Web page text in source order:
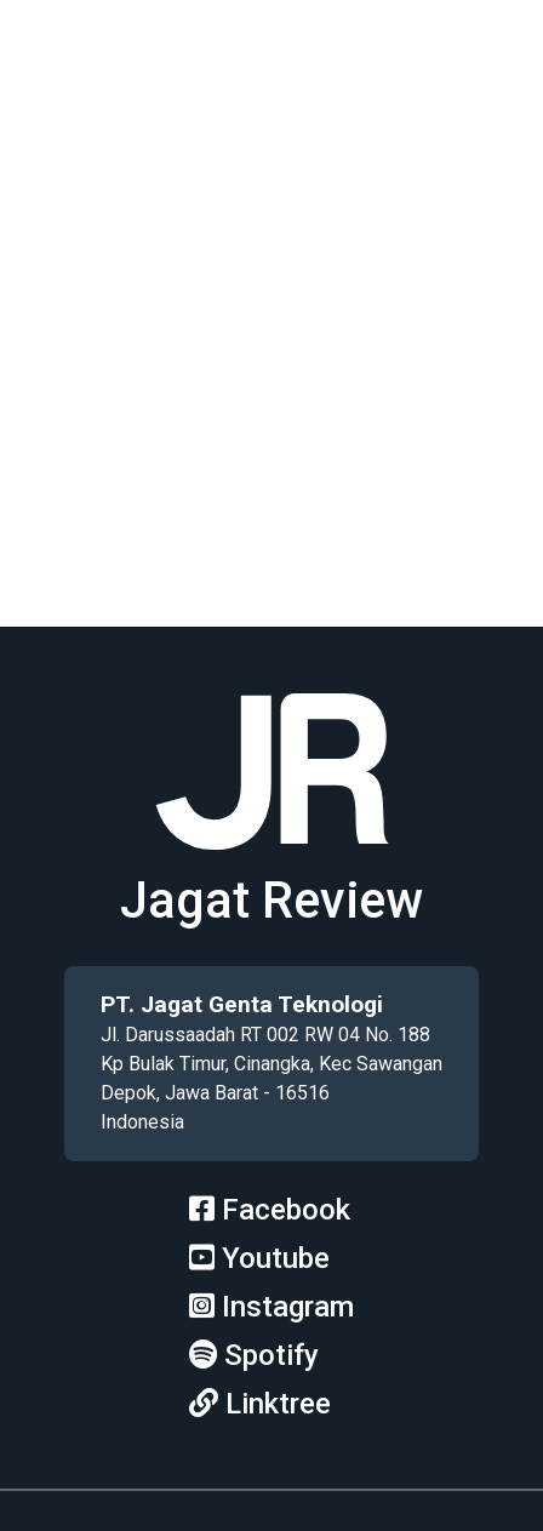
Jagat Review
PT. Jagat Genta Teknologi
Jl. Darussaadah RT 002 RW 04 No. 188
Kp Bulak Timur, Cinangka, Kec Sawangan
Depok, Jawa Barat - 16516
Indonesia
Facebook
Youtube
Instagram
Spotify
Linktree